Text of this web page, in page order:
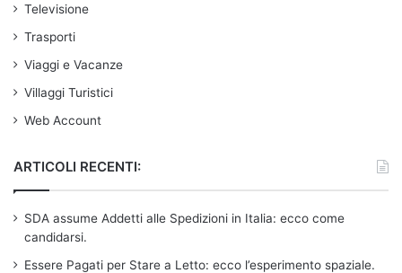
Televisione
Trasporti
Viaggi e Vacanze
Villaggi Turistici
Web Account
ARTICOLI RECENTI:
SDA assume Addetti alle Spedizioni in Italia: ecco come
candidarsi.
Essere Pagati per Stare a Letto: ecco l’esperimento spaziale.